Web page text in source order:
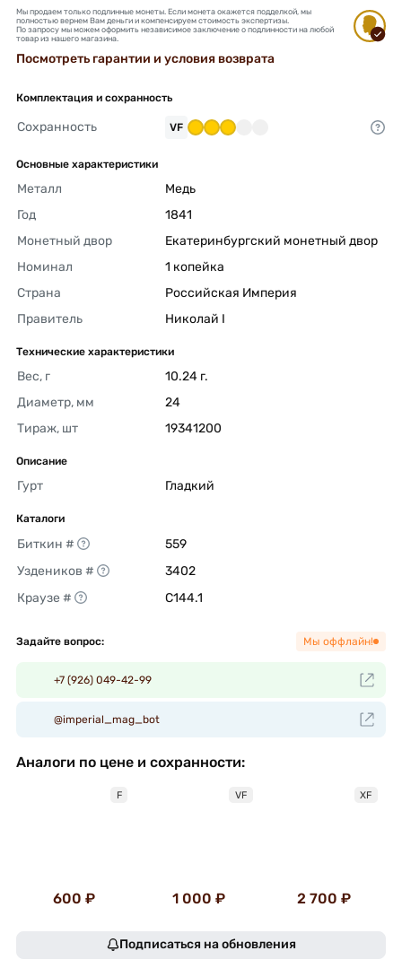
Мы продаем только подлинные монеты. Если монета окажется подделкой, мы
полностью вернем Вам деньги и компенсируем стоимость экспертизы.
По запросу мы можем оформить независимое заключение о подлинности на любой
товар из нашего магазина.
Посмотреть гарантии и условия возврата
Комплектация и сохранность
Сохранность VF
Основные характеристики
Металл
Медь
Год
1841
Монетный двор
Екатеринбургский монетный двор
Номинал
1 копейка
Страна
Российская Империя
Правитель
Николай I
Технические характеристики
Вес, г
10.24 г.
Диаметр, мм
24
Тираж, шт
19341200
Описание
Гурт Гладкий
Каталоги
Биткин #
559
Уздеников #
3402
Краузе #
C144.1
Задайте вопрос: Мы оффлайн!
+7 (926) 049-42-99
@imperial_mag_bot
Аналоги по цене и сохранности:
F
600 ₽
VF
1 000 ₽
XF
2 700 ₽
Подписаться на обновления